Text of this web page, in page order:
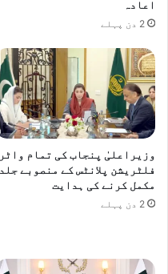
اعادہ
2 دن پہلے
وزیراعلیٰ پنجاب کی تمام واٹر
فلٹریشن پلانٹس کے منصوبے جلد
مکمل کرنے کی ہدایت
2 دن پہلے